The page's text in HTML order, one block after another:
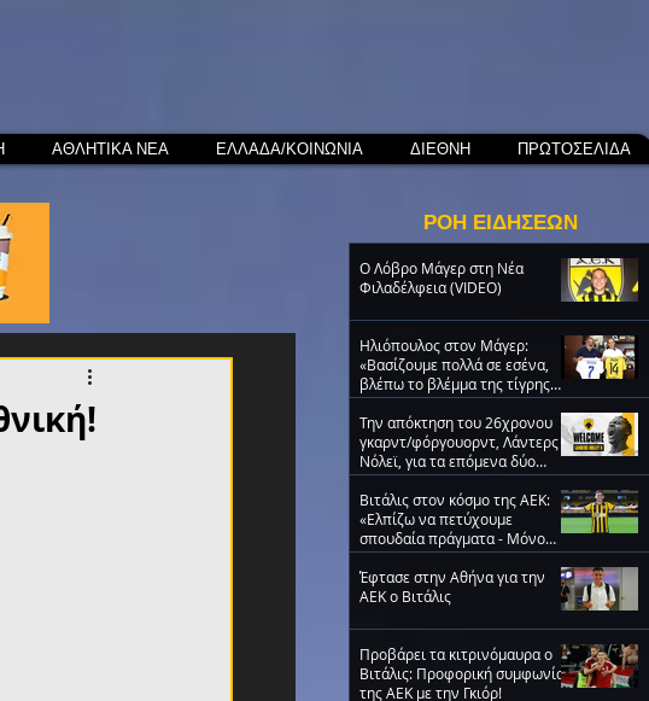
ΑΘΛΗΤΙΚΑ ΝΕΑ ΕΛΛΑΔΑ/ΚΟΙΝΩΝΙΑ ΔΙΕΘΝΗ ΠΡΩΤΟΣΕΛΙΔΑ
ΡΟΗ ΕΙΔΗΣΕΩΝ
O Λόβρο Μάγερ στη Νέα
Φιλαδέλφεια (VIDEO)
Ηλιόπουλος στον Μάγερ:
«Βασίζουμε πολλά σε εσένα,
βλέπω το βλέμμα της τίγρης
στα μάτια σου» (video)
Την απόκτηση του 26χρονου
γκαρντ/φόργουορντ, Λάντερς
Νόλεϊ, για τα επόμενα δύο
χρόνια ανακοίνωσε η ΑΕΚ
Βιτάλις στον κόσμο της ΑΕΚ:
«Ελπίζω να πετύχουμε
σπουδαία πράγματα - Μόνο
ΑΕΚ!» (VIDEO)
Έφτασε στην Αθήνα για την
ΑΕΚ ο Βιτάλις
Προβάρει τα κιτρινόμαυρα ο
Βιτάλις: Προφορική συμφωνία
της ΑΕΚ με την Γκιόρ!